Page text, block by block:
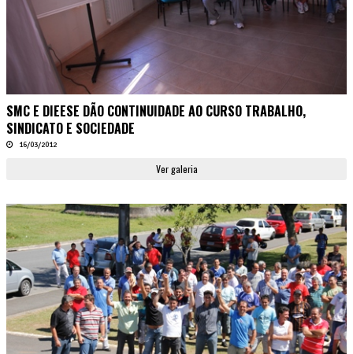
SMC E DIEESE DÃO CONTINUIDADE AO CURSO TRABALHO,
SINDICATO E SOCIEDADE
16/03/2012
Ver galeria